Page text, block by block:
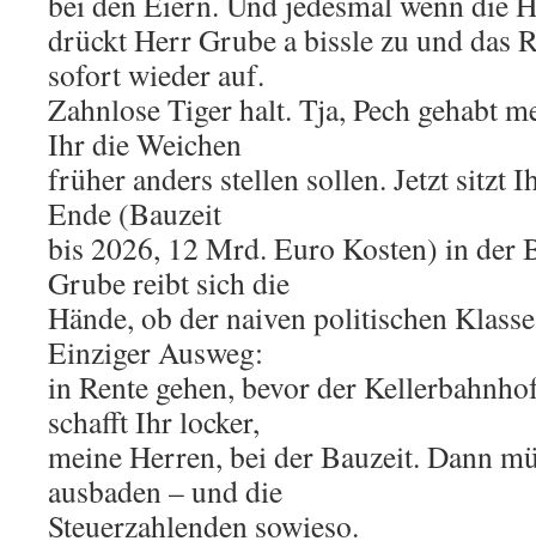
drückt Herr Grube a bissle zu und das
sofort wieder auf.
Zahnlose Tiger halt. Tja, Pech gehabt
Ihr die Weichen
früher anders stellen sollen. Jetzt sitzt
Ende (Bauzeit
bis 2026, 12 Mrd. Euro Kosten) in der
Grube reibt sich die
Hände, ob der naiven politischen
Einziger Ausweg:
in Rente gehen, bevor der
schafft Ihr locker,
meine Herren, bei der Bauzeit. Dann
ausbaden – und die
Steuerzahlenden sowieso.